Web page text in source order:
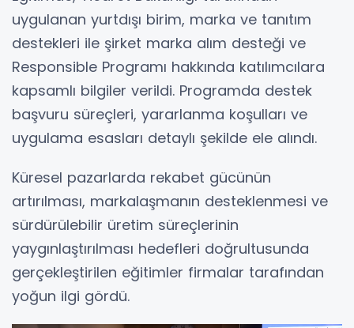
uygulanan yurtdışı birim, marka ve tanıtım
destekleri ile şirket marka alım desteği ve
Responsible Programı hakkında katılımcılara
kapsamlı bilgiler verildi. Programda destek
başvuru süreçleri, yararlanma koşulları ve
uygulama esasları detaylı şekilde ele alındı.
Küresel pazarlarda rekabet gücünün
artırılması, markalaşmanın desteklenmesi ve
sürdürülebilir üretim süreçlerinin
yaygınlaştırılması hedefleri doğrultusunda
gerçekleştirilen eğitimler firmalar tarafından
yoğun ilgi gördü.